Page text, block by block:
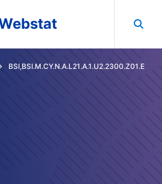
BSI,BSI.M.CY.N.A.L21.A.1.U2.2300.Z01.E